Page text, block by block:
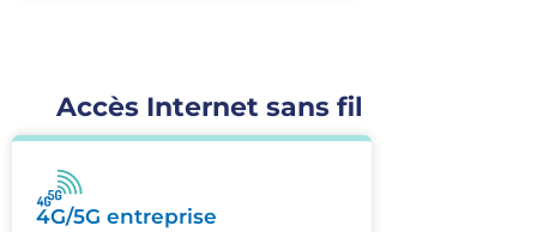
Accès Internet sans fil
4G/5G entreprise